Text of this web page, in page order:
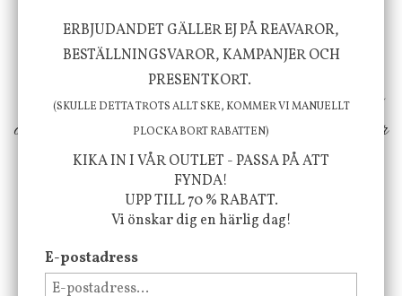
välbefinnande för dig och ditt hem! Med
inspiration från naturen och dess färgpalett
erbjuder vi omsorgsfullt utvalda produkter som
ökar trivsel i ditt hem och ger det lilla extra för
att öka ditt välmående!
ERBJUDANDET GÄLLER EJ PÅ REAVAROR,
BESTÄLLNINGSVAROR, KAMPANJER OCH
PRESENTKORT.
(SKULLE DETTA TROTS ALLT SKE, KOMMER VI MANUELLT
PLOCKA BORT RABATTEN)
KIKA IN I VÅR OUTLET - PASSA PÅ ATT
FYNDA!
UPP TILL 70 % RABATT.
Vi önskar dig en härlig dag!
E-postadress